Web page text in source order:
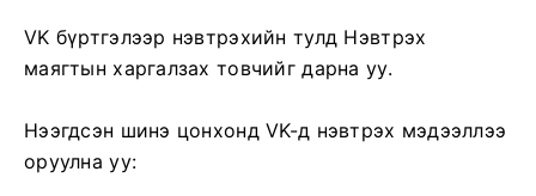
VK бүртгэлээр нэвтрэхийн тулд Нэвтрэх
маягтын харгалзах товчийг дарна уу.
Нээгдсэн шинэ цонхонд VK-д нэвтрэх мэдээллээ
оруулна уу: